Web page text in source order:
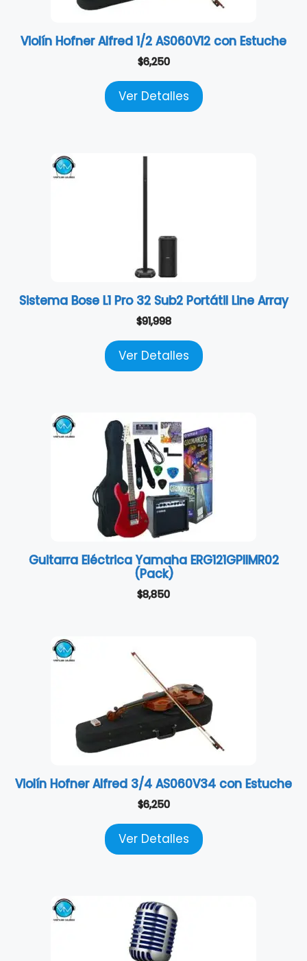
Violín Hofner Alfred 1/2 AS060V12 con Estuche
$6,250
Ver Detalles
Sistema Bose L1 Pro 32 Sub2 Portátil Line Array
$91,998
Ver Detalles
Guitarra Eléctrica Yamaha ERG121GPIIMR02
(Pack)
$8,850
Violín Hofner Alfred 3/4 AS060V34 con Estuche
$6,250
Ver Detalles